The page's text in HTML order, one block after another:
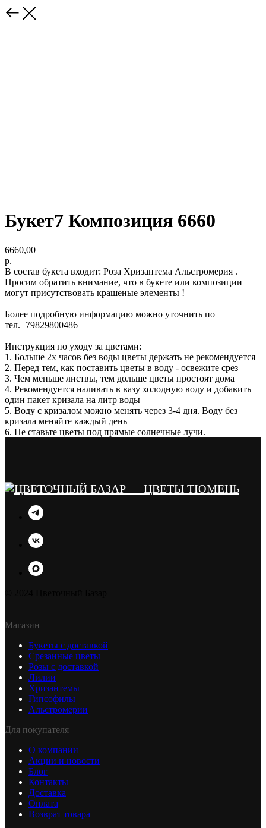
Букет7 Композиция 6660
6660,00
р.
В состав букета входит: Роза Хризантема Альстромерия .
Просим обратить внимание, что в букете или композиции
могут присутствовать крашеные элементы !
Более подробную информацию можно уточнить по
тел.+79829800486
Инструкция по уходу за цветами:
1. Больше 2х часов без воды цветы держать не рекомендуется
2. Перед тем, как поставить цветы в воду - освежите срез
3. Чем меньше листвы, тем дольше цветы простоят дома
4. Рекомендуется наливать в вазу холодную воду и добавить
один пакет кризала на литр воды
5. Воду с кризалом можно менять через 3-4 дня. Воду без
кризала меняйте каждый день
6. Не ставьте цветы под прямые солнечные лучи.
Магазин
Букеты с доставкой
Срезанные цветы
Розы с доставкой
Лилии
Хризантемы
Гипсофилы
Альстромерии
Для покупателя
О компании
Акции и новости
Блог
Контакты
Доставка
Оплата
Возврат товара